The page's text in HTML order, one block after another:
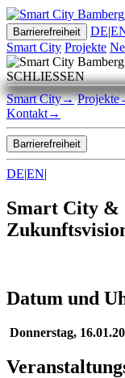
Barrierefreiheit
DE|
Smart City Projekte
SCHLIESSEN
Smart City→ Projekte
Kontakt→
Barrierefreiheit
DE|EN|
Smart City &
Datum und
Donnerstag,